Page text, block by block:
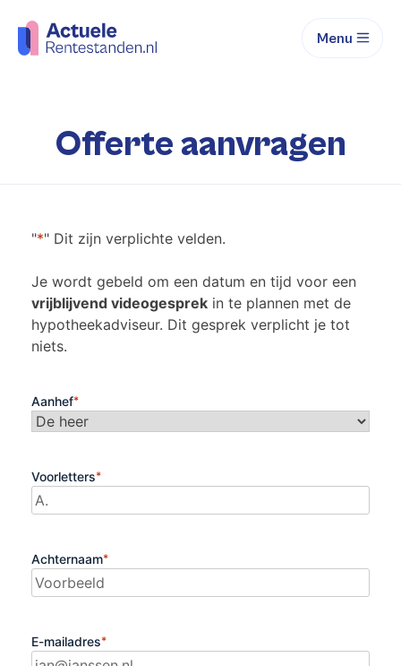
Menu
Offerte aanvragen